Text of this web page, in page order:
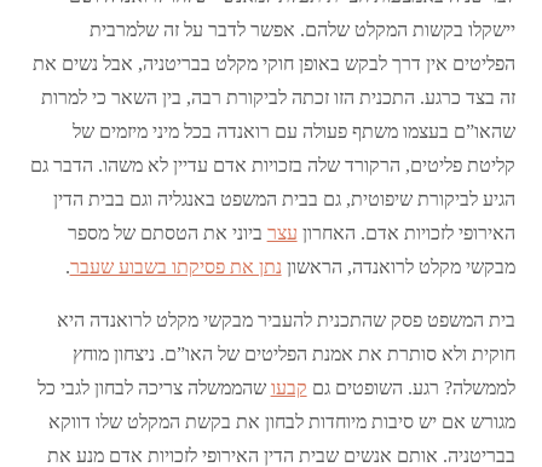
יישקלו בקשות המקלט שלהם. אפשר לדבר על זה שלמרבית
הפליטים אין דרך לבקש באופן חוקי מקלט בבריטניה, אבל נשים את
זה בצד כרגע. התכנית הזו זכתה לביקורת רבה, בין השאר כי למרות
שהאו”ם בעצמו משתף פעולה עם רואנדה בכל מיני מיזמים של
קליטת פליטים, הרקורד שלה בזכויות אדם עדיין לא משהו. הדבר גם
הגיע לביקורת שיפוטית, גם בבית המשפט באנגליה וגם בבית הדין
האירופי לזכויות אדם. האחרון עצר ביוני את הטסתם של מספר
מבקשי מקלט לרואנדה, הראשון נתן את פסיקתו בשבוע שעבר.
בית המשפט פסק שהתכנית להעביר מבקשי מקלט לרואנדה היא
חוקית ולא סותרת את אמנת הפליטים של האו”ם. ניצחון מוחץ
לממשלה? רגע. השופטים גם קבעו שהממשלה צריכה לבחון לגבי כל
מגורש אם יש סיבות מיוחדות לבחון את בקשת המקלט שלו דווקא
בבריטניה. אותם אנשים שבית הדין האירופי לזכויות אדם מנע את